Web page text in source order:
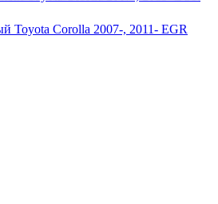
Toyota Corolla 2007-, 2011- EGR